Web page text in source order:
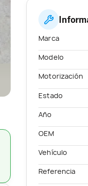
Marca
Modelo
Motorización
Estado
Año
OEM
Vehículo
Referencia